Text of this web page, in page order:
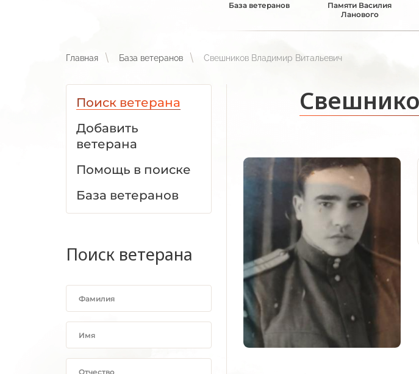
База ветеранов
Памяти Василия
Ланового
Главная База ветеранов Свешников Владимир Витальевич
Поиск ветерана
Добавить
ветерана
Помощь в поиске
База ветеранов
Поиск ветерана